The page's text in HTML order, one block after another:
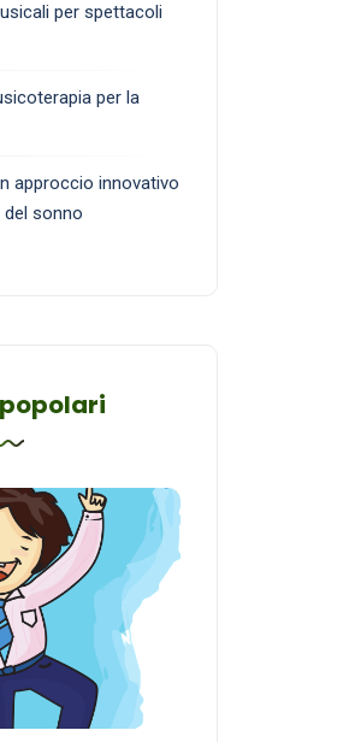
per spettacoli
per la
approccio innovativo
del sonno